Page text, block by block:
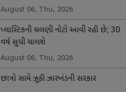
August 06, Thu, 2026
પ્લાસ્ટિકની ચલણી નોટો આવી રહી છે; 30
વર્ષ સુધી ચાલશે
August 06, Thu, 2026
છાત્રો સામે ઝૂકી ઝારખંડની સરકાર